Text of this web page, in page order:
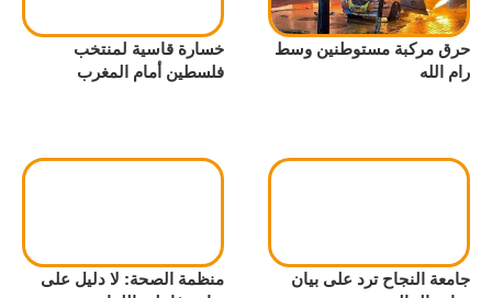
حرق مركبة مستوطنين وسط
رام الله
خسارة قاسية لمنتخب
فلسطين أمام المغرب
جامعة النجاح ترد على بيان
منظمة الصحة: لا دليل على